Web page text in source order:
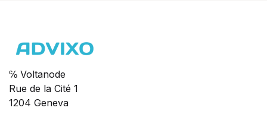
℅ Voltanode
Rue de la Cité 1
1204 Geneva